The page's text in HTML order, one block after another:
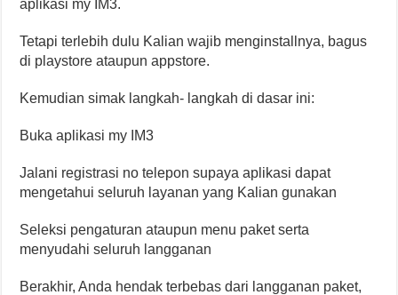
aplikasi my IM3.
Tetapi terlebih dulu Kalian wajib menginstallnya, bagus
di playstore ataupun appstore.
Kemudian simak langkah- langkah di dasar ini:
Buka aplikasi my IM3
Jalani registrasi no telepon supaya aplikasi dapat
mengetahui seluruh layanan yang Kalian gunakan
Seleksi pengaturan ataupun menu paket serta
menyudahi seluruh langganan
Berakhir, Anda hendak terbebas dari langganan paket,